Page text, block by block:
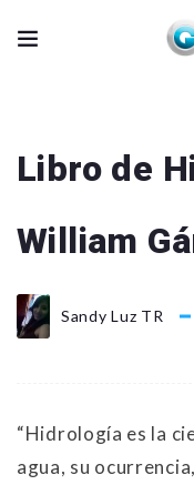
Libro de
William
Sandy Luz TR
“Hidrología es la
agua, su